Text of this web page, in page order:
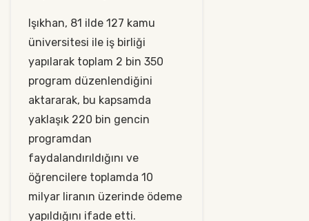
Işıkhan, 81 ilde 127 kamu
üniversitesi ile iş birliği
yapılarak toplam 2 bin 350
program düzenlendiğini
aktararak, bu kapsamda
yaklaşık 220 bin gencin
programdan
faydalandırıldığını ve
öğrencilere toplamda 10
milyar liranın üzerinde ödeme
yapıldığını ifade etti.